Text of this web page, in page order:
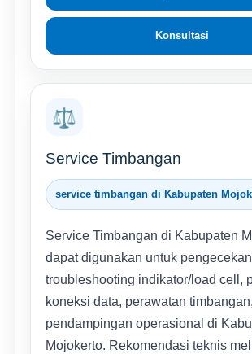
Konsultasi
⚖️
Service Timbangan
service timbangan di Kabupaten
Service Timbangan di Kabupaten
dapat digunakan untuk
troubleshooting indikator/load cell,
koneksi data, perawatan
pendampingan operasional di
Mojokerto. Rekomendasi teknis